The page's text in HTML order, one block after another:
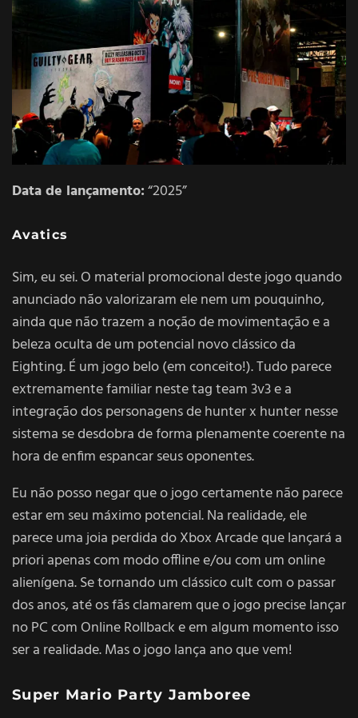
Data de lançamento:“2025”
Avatics
Sim, eu sei. O material promocional deste jogo quando
anunciado não valorizaram ele nem um pouquinho,
ainda que não trazem a noção de movimentação e a
beleza oculta de um potencial novo clássico da
Eighting. É um jogo belo (em conceito!). Tudo parece
extremamente familiar neste tag team 3v3 e a
integração dos personagens de hunter x hunter nesse
sistema se desdobra de forma plenamente coerente na
hora de enfim espancar seus oponentes.
Eu não posso negar que o jogo certamente não parece
estar em seu máximo potencial. Na realidade, ele
parece uma joia perdida do Xbox Arcade que lançará a
priori apenas com modo offline e/ou com um online
alienígena. Se tornando um clássico cult com o passar
dos anos, até os fãs clamarem que o jogo precise lançar
no PC com Online Rollback e em algum momento isso
ser a realidade. Mas o jogo lança ano que vem!
Super Mario Party Jamboree